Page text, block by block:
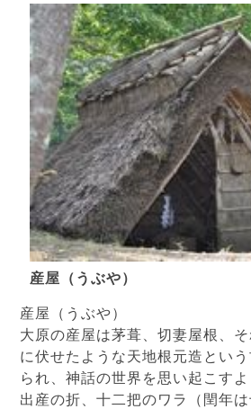
産屋（うぶや）
産屋（うぶや）
大原の産屋は茅葺、切妻屋根、
に伏せたような天地根元造とい
られ、神話の世界を思い起こすよ
出産の折、十二把のワラ（閏年